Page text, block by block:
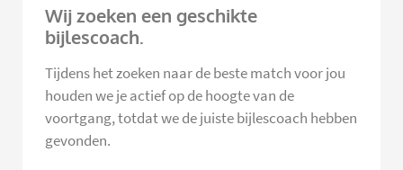
Wij zoeken een geschikte
bijlescoach.
Tijdens het zoeken naar de beste match voor jou
houden we je actief op de hoogte van de
voortgang, totdat we de juiste bijlescoach hebben
gevonden.